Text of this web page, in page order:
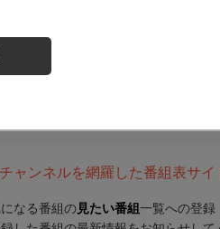
ャンネルを網羅した番組表サイ
なる番組の 見たい番組 一覧への登録